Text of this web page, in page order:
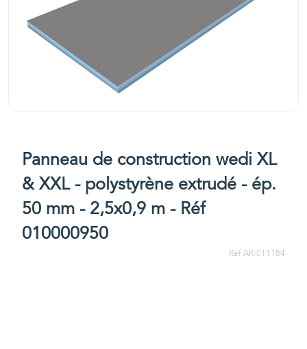
Panneau de construction wedi XL
& XXL - polystyrène extrudé - ép.
50 mm - 2,5x0,9 m - Réf
010000950
Réf AR-011184